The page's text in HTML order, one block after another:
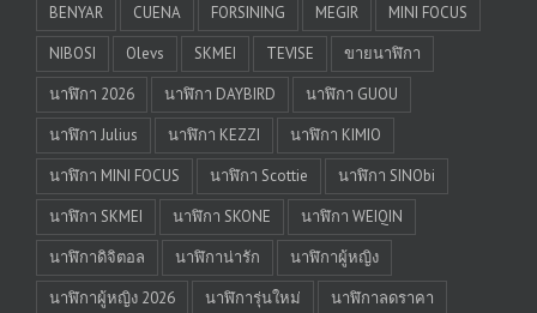
BENYAR CUENA FORSINING MEGIR
MINI FOCUS
NIBOSI
Olevs SKMEI TEVISE
ขายนาฬิกา
นาฬิกา 2026
นาฬิกา DAYBIRD
นาฬิกา GUOU
นาฬิกา Julius
นาฬิกา KEZZI
นาฬิกา KIMIO
นาฬิกา MINI FOCUS
นาฬิกา Scottie
นาฬิกา SINObi
นาฬิกา SKMEI
นาฬิกา SKONE
นาฬิกา WEIQIN
นาฬิกาดิจิตอล
นาฬิกาน่ารัก
นาฬิกาผู้หญิง
นาฬิกาผู้หญิง 2026
นาฬิการุ่นใหม่
นาฬิกาลดราคา